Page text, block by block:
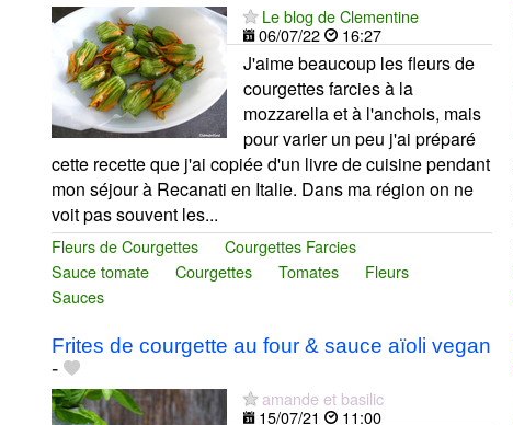
Le blog de Clementine
06/07/22
16:27
J'aime beaucoup les fleurs de
courgettes farcies à la
mozzarella et à l'anchois, mais
pour varier un peu j'ai préparé
cette recette que j'ai copiée d'un livre de cuisine pendant
mon séjour à Recanati en Italie. Dans ma région on ne
voit pas souvent les...
Fleurs de Courgettes
Courgettes Farcies
Sauce tomate
Courgettes Tomates
Fleurs
Sauces
Frites de courgette au four & sauce aïoli vegan
-
amande et basilic
15/07/21
11:00